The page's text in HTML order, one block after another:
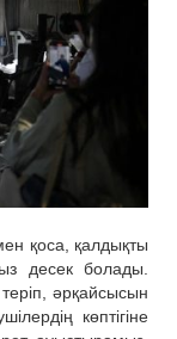
қоса, қалдықты
десек болады.
теріп , әрқайсысын
көптігіне